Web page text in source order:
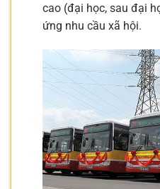
cao (đại học, sau đại
ứng nhu cầu xã hội.